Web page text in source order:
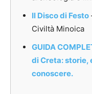
Il Disco di Festo
Civiltà Minoica
GUIDA
di Creta: storie,
conoscere.